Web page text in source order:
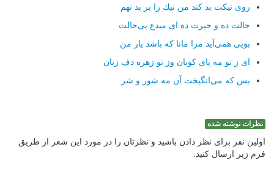
روی نیكت بد كند من نیك را بر بد نهم
حالت ده و حیرت ده ای مبدع بی‌حالت
بویی همی‌آید مرا مانا كه باشد یار من
ای ز تو مه پای كوبان وز تو زهره دف زنان
بس كه می‌انگیخت آن مه شور و شر
نظرات نوشته شده
اولین نفر برای نظر دادن باشید و نظرتان را در مورد این شعر از طریق
فرم زیر ارسال کنید.